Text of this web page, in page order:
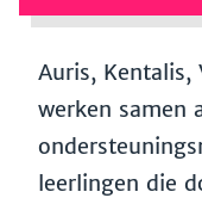
Auris, Kentalis,
werken samen
leerlingen die